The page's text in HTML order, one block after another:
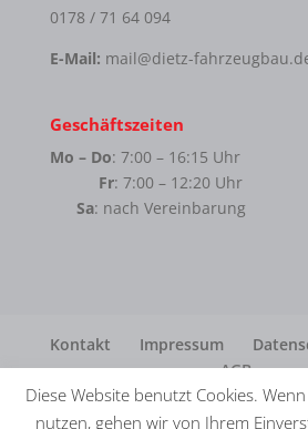
0178 / 71 64 094
E-Mail: mail@dietz-
Geschäftszeiten
Mo – Do: 7:00 – 16:15 Uhr
Fr: 7:00 – 12:20 Uhr
Sa: nach Vereinbarung
Kontakt Impressum
AGB
Diese Website benutzt Cookies.
nutzen, gehen wir von Ihrem